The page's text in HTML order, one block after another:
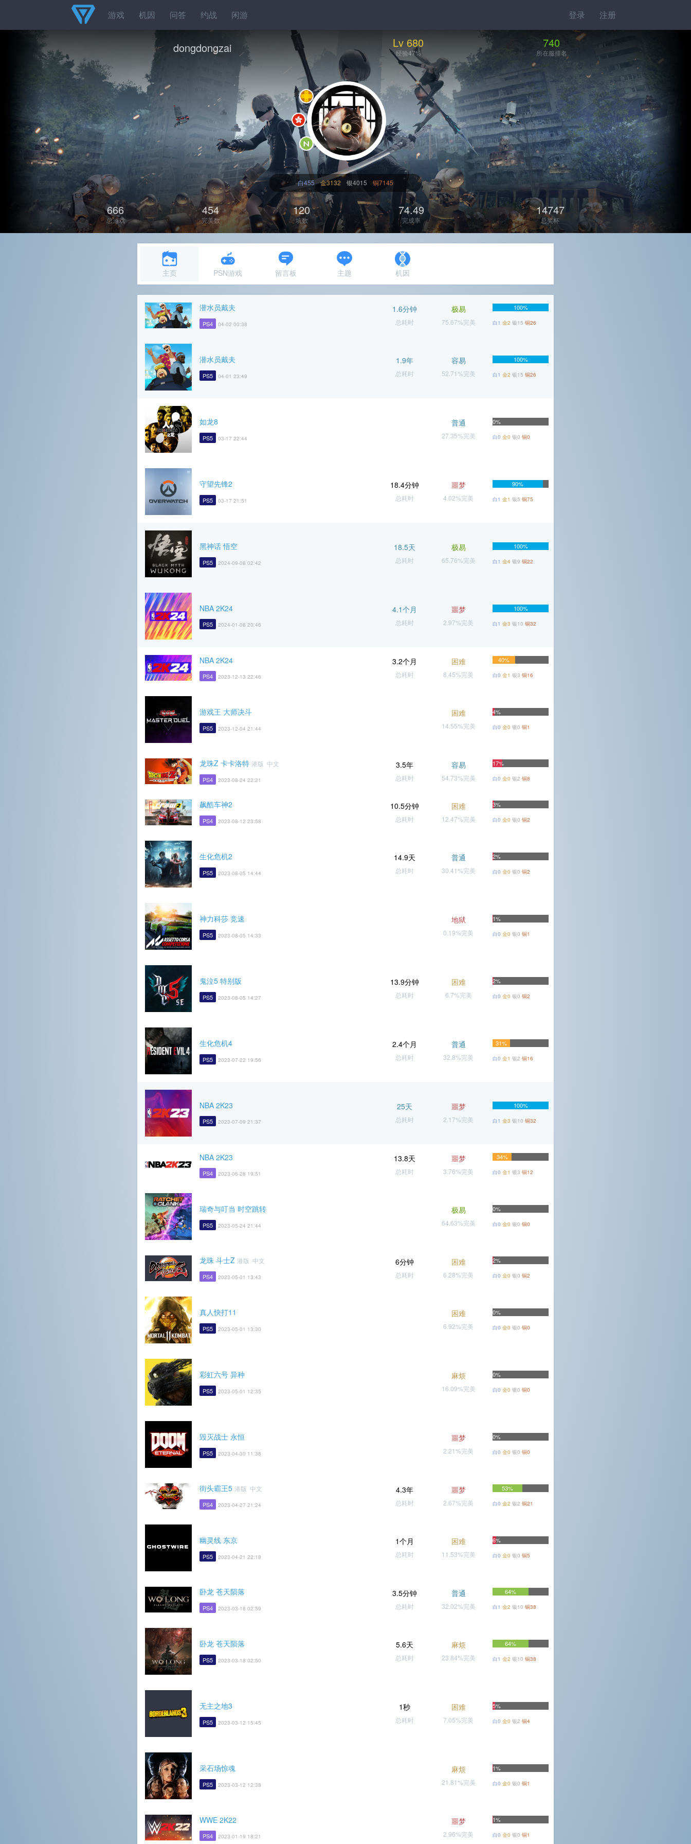
登录 注册
游戏 机因 问答 约战 闲游
dongdongzai Lv 680
经验47%
740
所在服排名
白455 金3132 银4015 铜7145
666
总游戏
454
完美数
120
坑数
74.49
完成率
14747
总奖杯
主页 PSN游戏 留言板 主题 机因
潜水员戴夫
PS4 04-02 00:38
1.6分钟
总耗时
极易
75.67%完美
100%
白1 金2 银15 铜26
潜水员戴夫
PS5 04-01 23:49
1.9年
总耗时
容易
52.71%完美
100%
白1 金2 银15 铜26
如龙8
PS5 03-17 22:44
普通
27.35%完美
0%
白0 金0 银0 铜0
守望先锋2
PS5 03-17 21:51
18.4分钟
总耗时
噩梦
4.02%完美
90%
白1 金1 银5 铜75
黑神话 悟空
PS5 2024-09-08 02:42
18.5天
总耗时
极易
65.76%完美
100%
白1 金4 银9 铜22
NBA 2K24
PS5 2024-01-08 20:46
4.1个月
总耗时
噩梦
2.97%完美
100%
白1 金3 银10 铜32
NBA 2K24
PS4 2023-12-13 22:46
3.2个月
总耗时
困难
8.45%完美
40%
白0 金1 银3 铜16
游戏王 大师决斗
PS5 2023-12-04 21:44
困难
14.55%完美
4%
白0 金0 银0 铜1
龙珠Z 卡卡洛特 港版 中文
PS4 2023-08-24 22:21
3.5年
总耗时
容易
54.73%完美
17%
白0 金0 银2 铜8
飙酷车神2
PS4 2023-08-12 23:58
10.5分钟
总耗时
困难
12.47%完美
3%
白0 金0 银0 铜2
生化危机2
PS5 2023-08-05 14:44
14.9天
总耗时
普通
30.41%完美
2%
白0 金0 银0 铜2
神力科莎 竞速
PS5 2023-08-05 14:33
地狱
0.19%完美
1%
白0 金0 银0 铜1
鬼泣5 特别版
PS5 2023-08-05 14:27
13.9分钟
总耗时
困难
6.7%完美
2%
白0 金0 银0 铜2
生化危机4
PS5 2023-07-22 19:56
2.4个月
总耗时
普通
32.8%完美
31%
白0 金1 银2 铜16
NBA 2K23
PS5 2023-07-09 21:37
25天
总耗时
噩梦
2.17%完美
100%
白1 金3 银10 铜32
NBA 2K23
PS4 2023-06-28 19:51
13.8天
总耗时
噩梦
3.76%完美
34%
白0 金1 银3 铜12
瑞奇与叮当 时空跳转
PS5 2023-05-24 21:44
极易
64.63%完美
0%
白0 金0 银0 铜0
龙珠 斗士Z 港版 中文
PS4 2023-05-01 13:43
6分钟
总耗时
困难
6.28%完美
2%
白0 金0 银0 铜2
真人快打11
PS5 2023-05-01 13:30
困难
6.92%完美
0%
白0 金0 银0 铜0
彩虹六号 异种
PS5 2023-05-01 12:35
麻烦
16.09%完美
0%
白0 金0 银0 铜0
毁灭战士 永恒
PS5 2023-04-30 11:38
噩梦
2.21%完美
0%
白0 金0 银0 铜0
街头霸王5 港版 中文
PS4 2023-04-27 21:24
4.3年
总耗时
噩梦
2.67%完美
53%
白0 金2 银2 铜21
幽灵线 东京
PS5 2023-04-21 22:18
1个月
总耗时
困难
11.53%完美
6%
白0 金0 银0 铜5
卧龙 苍天陨落
PS4 2023-03-18 02:59
3.5分钟
总耗时
普通
32.02%完美
64%
白1 金2 银10 铜38
卧龙 苍天陨落
PS5 2023-03-18 02:50
5.6天
总耗时
麻烦
23.84%完美
64%
白1 金2 银10 铜38
无主之地3
PS5 2023-03-12 15:45
1秒
总耗时
困难
7.05%完美
5%
白0 金0 银2 铜4
采石场惊魂
PS5 2023-03-12 12:38
麻烦
21.81%完美
1%
白0 金0 银0 铜1
WWE 2K22
PS4 2023-01-19 18:21
噩梦
2.96%完美
1%
白0 金0 银0 铜1